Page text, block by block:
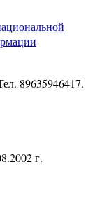
89635946417.
г.